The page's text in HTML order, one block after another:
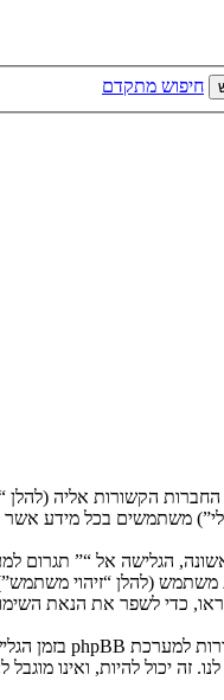
חיפוש מתקדם
כדי לשפר את הנאת
זה יכול להיות, ואינו